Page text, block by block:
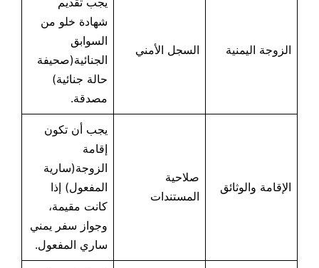
الزوجة اليمنية السجل الأمني
شهادة خلو من
السوابق
الجنائية(صحيفة
حالة جنائية)
مصدقة.
الإقامة والوثائق
صلاحية
المستندات
يجب أن تكون
إقامة
الزوجة(سارية
المفعول) إذا
كانت مقيمة،
وجواز سفر يمني
ساري المفعول.